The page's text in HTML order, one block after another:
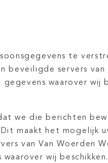
te
servers
waarover wij
we die berichten
maakt het mogelijk
van Van Woerden
wij beschikken.